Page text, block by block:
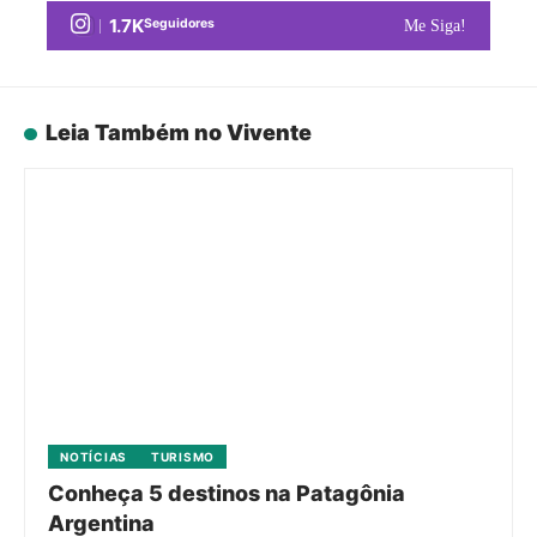
1.7KSeguidores Me Siga!
Leia Também no Vivente
NOTÍCIAS TURISMO
Conheça 5 destinos na Patagônia
Argentina